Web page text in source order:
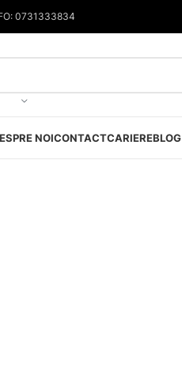
0731333834
NOICONTACTCARIEREBLOG